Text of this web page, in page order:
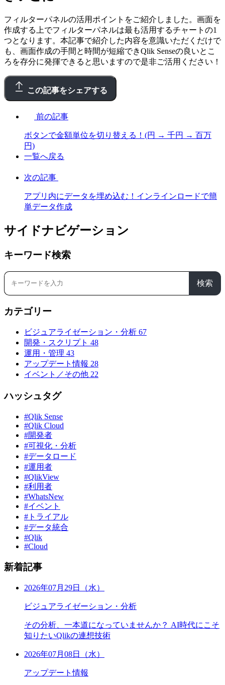
フィルターパネルの活用ポイントをご紹介しました。画面を
作成する上でフィルターパネルは最も活用するチャートの1
つとなります。本記事で紹介した内容を意識いただくだけで
も、画面作成の手間と時間が短縮できQlik Senseの良いとこ
ろを存分に発揮できると思いますので是非ご活用ください！
この記事をシェアする
前の記事
ボタンで金額単位を切り替える！(円 → 千円 → 百万
円)
一覧へ戻る
次の記事
アプリ内にデータを埋め込む！インラインロードで簡
単データ作成
サイドナビゲーション
キーワード検索
検索
カテゴリー
ビジュアライゼーション・分析 67
開発・スクリプト 48
運用・管理 43
アップデート情報 28
イベント／その他 22
ハッシュタグ
#Qlik Sense
#Qlik Cloud
#開発者
#可視化・分析
#データロード
#運用者
#QlikView
#利用者
#WhatsNew
#イベント
#トライアル
#データ統合
#Qlik
#Cloud
新着記事
2026年07月29日（水）
ビジュアライゼーション・分析
その分析、一本道になっていませんか？ AI時代にこそ
知りたいQlikの連想技術
2026年07月08日（水）
アップデート情報